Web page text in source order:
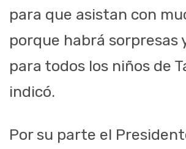
para que asistan con
porque habrá sorpresas
para todos los niños de
indicó.
Por su parte el